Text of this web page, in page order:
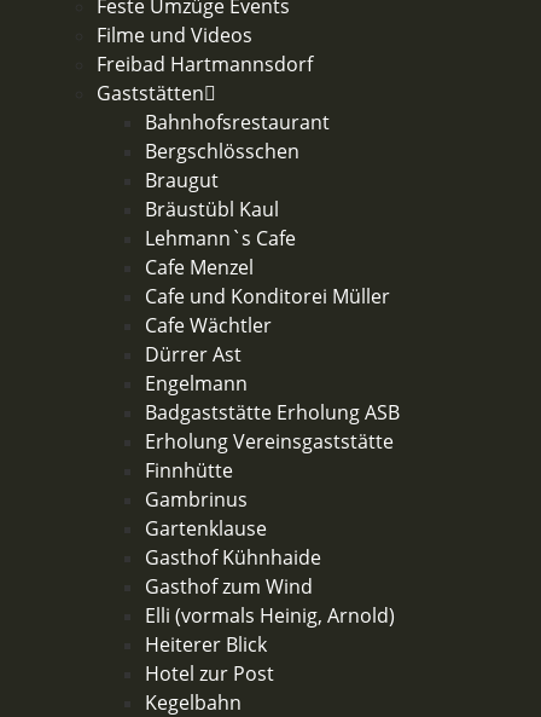
Feste Umzüge Events
Filme und Videos
Freibad Hartmannsdorf
Gaststätten
Bahnhofsrestaurant
Bergschlösschen
Braugut
Bräustübl Kaul
Lehmann`s Cafe
Cafe Menzel
Cafe und Konditorei Müller
Cafe Wächtler
Dürrer Ast
Engelmann
Badgaststätte Erholung ASB
Erholung Vereinsgaststätte
Finnhütte
Gambrinus
Gartenklause
Gasthof Kühnhaide
Gasthof zum Wind
Elli (vormals Heinig, Arnold)
Heiterer Blick
Hotel zur Post
Kegelbahn